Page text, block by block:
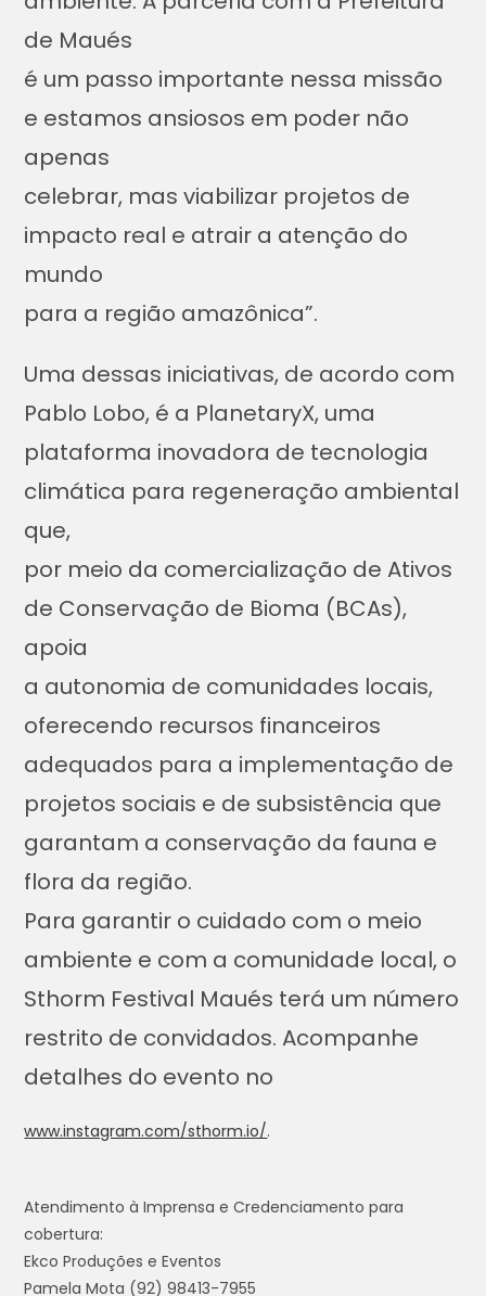
de Maués
é um passo importante nessa missão
e estamos ansiosos em poder não
apenas
celebrar, mas viabilizar projetos de
impacto real e atrair a atenção do
mundo
para a região amazônica”.
Uma dessas iniciativas, de acordo com
Pablo Lobo, é a PlanetaryX, uma
plataforma inovadora de tecnologia
climática para regeneração ambiental
que,
por meio da comercialização de Ativos
de Conservação de Bioma (BCAs),
apoia
a autonomia de comunidades locais,
oferecendo recursos financeiros
adequados para a implementação de
projetos sociais e de subsistência que
garantam a conservação da fauna e
flora da região.
Para garantir o cuidado com o meio
ambiente e com a comunidade local, o
Sthorm Festival Maués terá um número
restrito de convidados. Acompanhe
detalhes do evento no
www.instagram.com/sthorm.io/.
Atendimento à Imprensa e Credenciamento para
cobertura:
Ekco Produções e Eventos
Pamela Mota (92) 98413-7955